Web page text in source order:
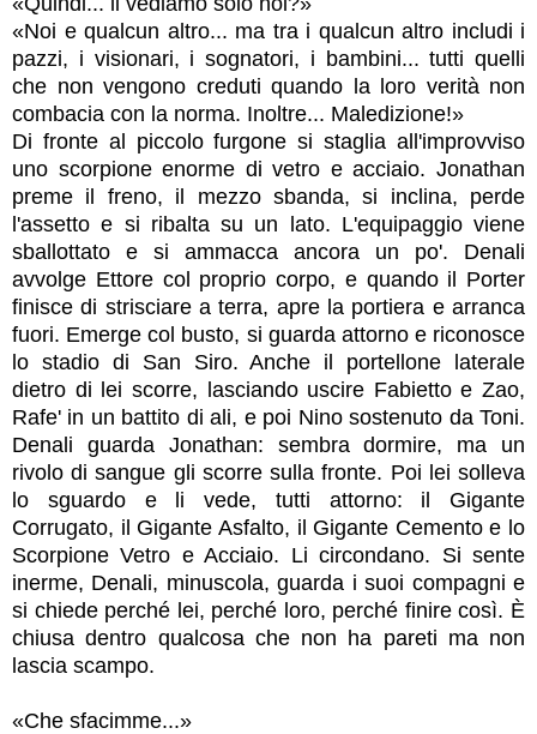
«Noi e qualcun altro... ma tra i qualcun altro includi i
pazzi, i visionari, i sognatori, i bambini... tutti quelli
che non vengono creduti quando la loro verità non
combacia con la norma. Inoltre... Maledizione!»
Di fronte al piccolo furgone si staglia all'improvviso
uno scorpione enorme di vetro e acciaio. Jonathan
preme il freno, il mezzo sbanda, si inclina, perde
l'assetto e si ribalta su un lato. L'equipaggio viene
sballottato e si ammacca ancora un po'. Denali
avvolge Ettore col proprio corpo, e quando il Porter
finisce di strisciare a terra, apre la portiera e arranca
fuori. Emerge col busto, si guarda attorno e riconosce
lo stadio di San Siro. Anche il portellone laterale
dietro di lei scorre, lasciando uscire Fabietto e Zao,
Rafe' in un battito di ali, e poi Nino sostenuto da Toni.
Denali guarda Jonathan: sembra dormire, ma un
rivolo di sangue gli scorre sulla fronte. Poi lei solleva
lo sguardo e li vede, tutti attorno: il Gigante
Corrugato, il Gigante Asfalto, il Gigante Cemento e lo
Scorpione Vetro e Acciaio. Li circondano. Si sente
inerme, Denali, minuscola, guarda i suoi compagni e
si chiede perché lei, perché loro, perché finire così. È
chiusa dentro qualcosa che non ha pareti ma non
lascia scampo.
«Che sfacimme...»